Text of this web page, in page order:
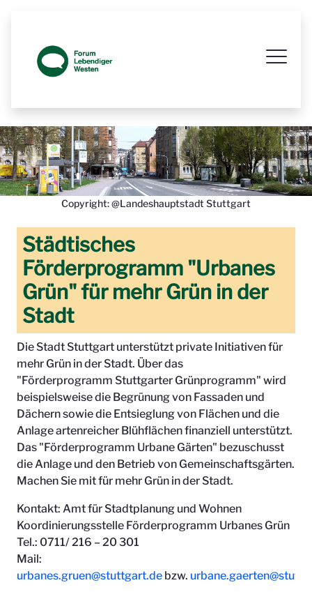
Copyright: @Landeshauptstadt Stuttgart
Städtisches
Förderprogramm "Urbanes
Grün" für mehr Grün in der
Stadt
Die Stadt Stuttgart unterstützt private Initiativen für
mehr Grün in der Stadt. Über das
"Förderprogramm Stuttgarter Grünprogramm" wird
beispielsweise die Begrünung von Fassaden und
Dächern sowie die Entsieglung von Flächen und die
Anlage artenreicher Blühflächen finanziell unterstützt.
Das "Förderprogramm Urbane Gärten" bezuschusst
die Anlage und den Betrieb von Gemeinschaftsgärten.
Machen Sie mit für mehr Grün in der Stadt.
Kontakt: Amt für Stadtplanung und Wohnen
Koordinierungsstelle Förderprogramm Urbanes Grün
Tel.: 0711/ 216 – 20 301
Mail:
urbanes.gruen@stuttgart.de bzw.